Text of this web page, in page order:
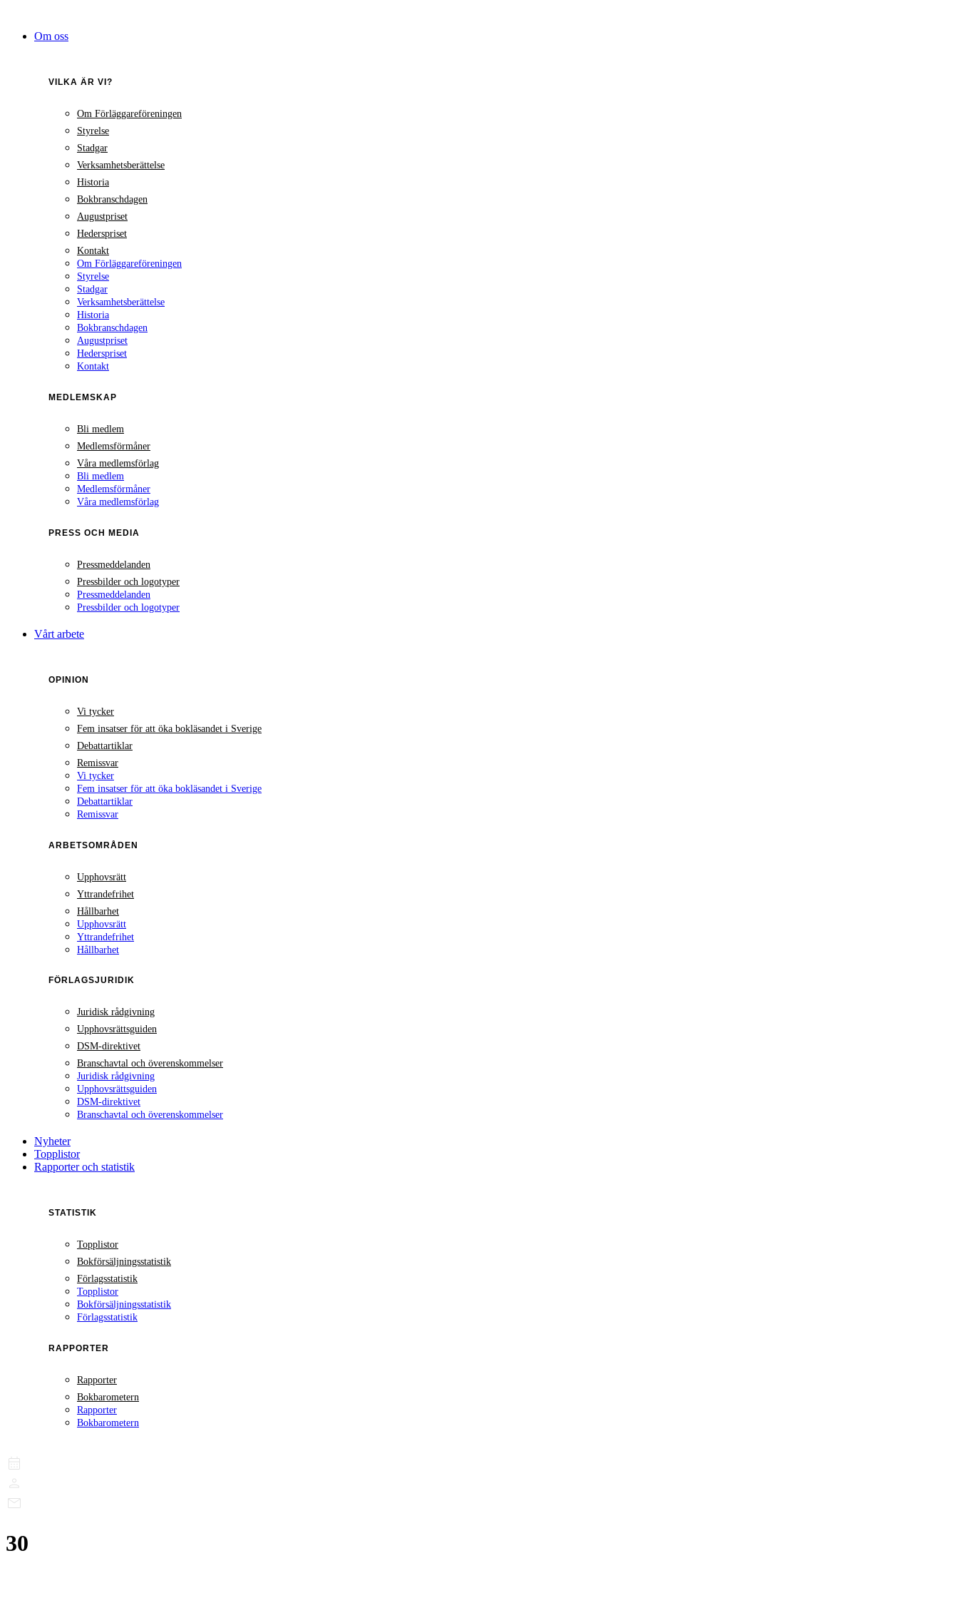
innehållOm oss
VILKA ÄR VI?
Om Förläggareföreningen
Styrelse
Stadgar
Verksamhetsberättelse
Historia
Bokbranschdagen
Augustpriset
Hederspriset
Kontakt
Om Förläggareföreningen
Styrelse
Stadgar
Verksamhetsberättelse
Historia
Bokbranschdagen
Augustpriset
Hederspriset
Kontakt
MEDLEMSKAP
Bli medlem
Medlemsförmåner
Våra medlemsförlag
Bli medlem
Medlemsförmåner
Våra medlemsförlag
PRESS OCH MEDIA
Pressmeddelanden
Pressbilder och logotyper
Pressmeddelanden
Pressbilder och logotyper
Vårt arbete
OPINION
Vi tycker
Fem insatser för att öka bokläsandet i Sverige
Debattartiklar
Remissvar
Vi tycker
Fem insatser för att öka bokläsandet i Sverige
Debattartiklar
Remissvar
ARBETSOMRÅDEN
Upphovsrätt
Yttrandefrihet
Hållbarhet
Upphovsrätt
Yttrandefrihet
Hållbarhet
FÖRLAGSJURIDIK
Juridisk rådgivning
Upphovsrättsguiden
DSM-direktivet
Branschavtal och överenskommelser
Juridisk rådgivning
Upphovsrättsguiden
DSM-direktivet
Branschavtal och överenskommelser
Nyheter
Topplistor
Rapporter och statistik
STATISTIK
Topplistor
Bokförsäljningsstatistik
Förlagsstatistik
Topplistor
Bokförsäljningsstatistik
Förlagsstatistik
RAPPORTER
Rapporter
Bokbarometern
Rapporter
Bokbarometern
30